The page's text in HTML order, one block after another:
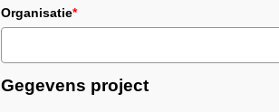
+1
Organisatie*
Gegevens project